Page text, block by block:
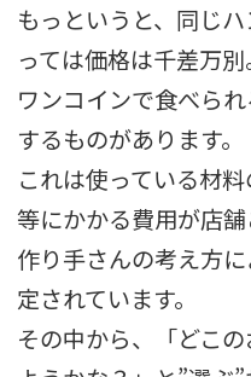
もっというと、同じ
っては価格は千差万別
ワンコインで食べら
するものがあります。
これは使っている材
等にかかる費用が店舗
作り手さんの考え方
定されています。
その中から、「どこ